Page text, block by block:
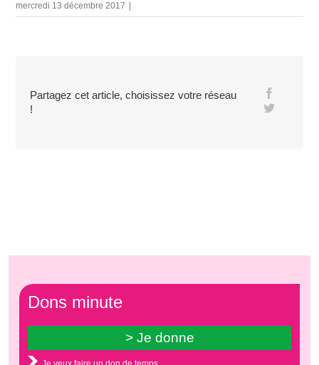
mercredi 13 décembre 2017
Partagez cet article, choisissez votre réseau
!
Dons minute